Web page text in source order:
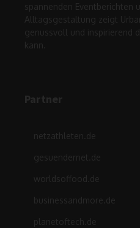
spannenden Eventberichten
Alltagsgestaltung zeigt
genussvoll und inspirierend
kann.
Partner
netzathleten.de
gesuendernet.de
worldsoffood.de
businessandmore.de
planetoftech.de